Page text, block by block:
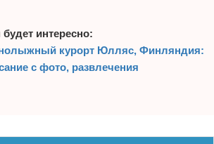
интересно:
курорт Юлляс, Финляндия:
с фото, развлечения